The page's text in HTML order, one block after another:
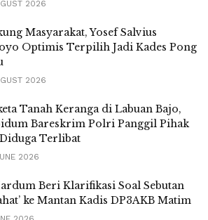
2026
Masyarakat, Yosef Salvius
Optimis Terpilih Jadi Kades Pong
2026
Tanah Keranga di Labuan Bajo,
Bareskrim Polri Panggil Pihak
Terlibat
2026
Beri Klarifikasi Soal Sebutan
ke Mantan Kadis DP3AKB Matim